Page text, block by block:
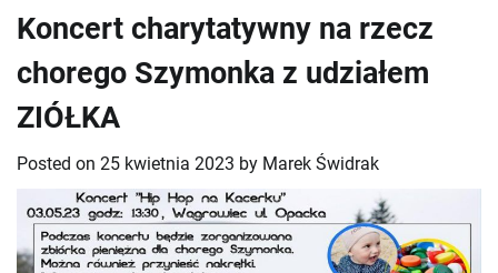
Koncert charytatywny na rzecz
chorego Szymonka z udziałem
ZIÓŁKA
Posted on 25 kwietnia 2023 by Marek Świdrak